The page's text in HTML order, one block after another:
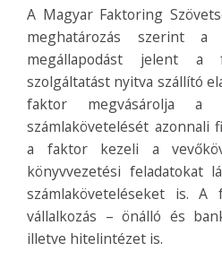
A Magyar Faktoring
meghatározás szerint a
megállapodást jelent
szolgáltatást nyitva szállító
faktor megvásárolja a
számlakövetelését azonnali
a faktor kezeli a
könyvvezetési feladatokat
számlaköveteléseket is.
vállalkozás – önálló és
illetve hitelintézet is.